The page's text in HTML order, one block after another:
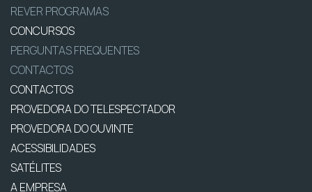
REVER PROGRAMAS
CONCURSOS
PERGUNTAS FREQUENTES
CONTACTOS
CONTACTOS
PROVEDORA DO TELESPECTADOR
PROVEDORA DO OUVINTE
ACESSIBILIDADES
SATÉLITES
A EMPRESA